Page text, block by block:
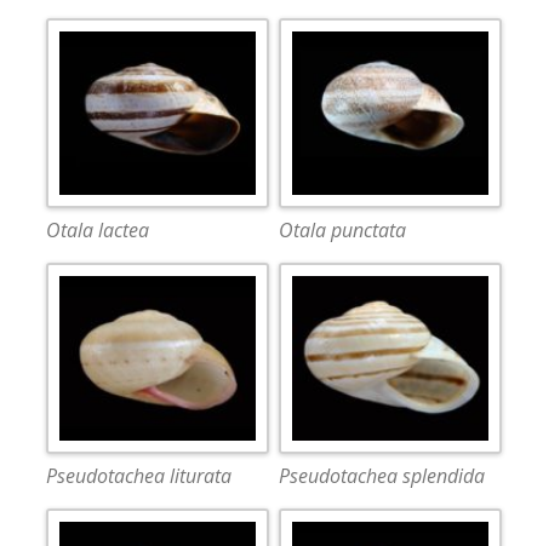
Otala lactea Otala punctata
Pseudotachea liturata Pseudotachea splendida